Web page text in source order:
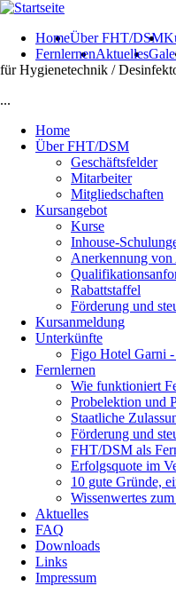
Direkt zum Inhalt
HomeÜber FHT/DSM
FernlernenAktuelles
für Hygienetechnik /
...
Home
Über FHT/DSM
Geschäftsfelder
Mitarbeiter
Mitgliedschaften
Kursangebot
Kurse
Inhouse-
Anerkennung von
Rabattstaffel
Förderung und
Kursanmeldung
Unterkünfte
Figo Hotel Garni
Fernlernen
Wie funktioniert
Probelektion und
Staatliche
Förderung und
FHT/DSM als
Erfolgsquote im
10 gute Gründe,
Wissenwertes
Aktuelles
FAQ
Downloads
Links
Impressum